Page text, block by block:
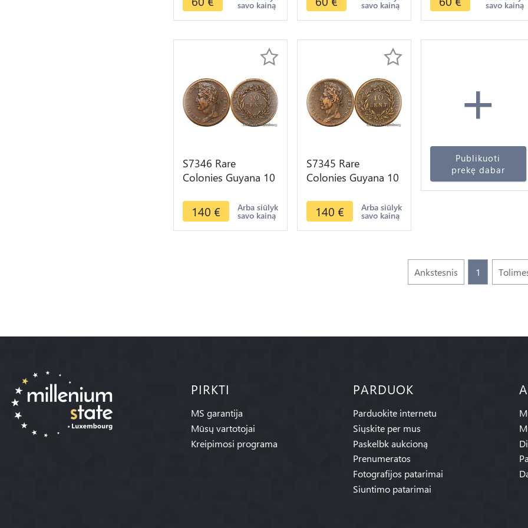
savo kainą savo kainą
Offre
savo kainą
S7346 Rare
Colonies Guyana 10
le Sénégal Charles X
1825 AU
140 € Arba siūlyk
savo kainą
S7345 Rare
Colonies Guyana 10
Guyane et le
Sénégal Charles X
1825
140 € Arba siūlyk
savo kainą
+
Publikuoti
prekę dabar
Ankstesnis 1
PIRKTI
MS garantija
Mūsų vartotojai
Kreipimosi programa
PARDUOK
Parduokite internetu
Siųskite per mus
Paskelbk aukcioną
Prenumeratos
Fotografijos patarimai
Siuntimo patarimai